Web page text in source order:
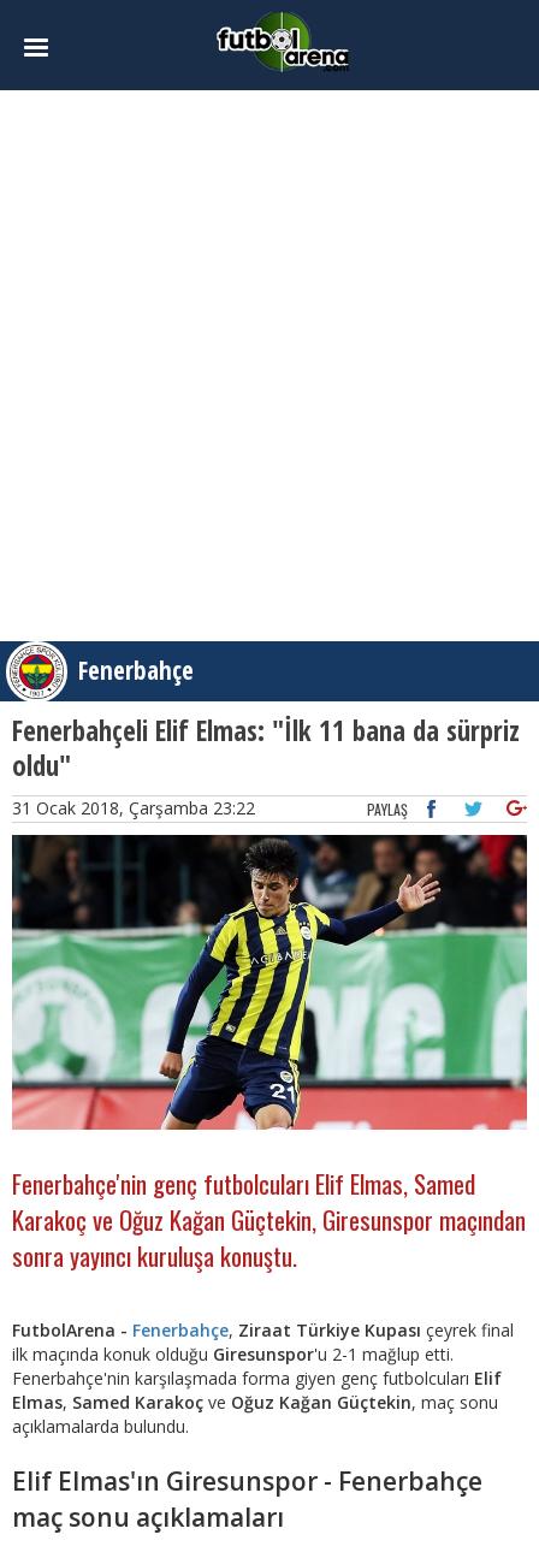
Fenerbahçe
Fenerbahçeli Elif Elmas: "İlk 11 bana da sürpriz
oldu"
31 Ocak 2018, Çarşamba 23:22 PAYLAŞ
Fenerbahçe'nin genç futbolcuları Elif Elmas, Samed
Karakoç ve Oğuz Kağan Güçtekin, Giresunspor maçından
sonra yayıncı kuruluşa konuştu.
FutbolArena - Fenerbahçe, Ziraat Türkiye Kupası çeyrek final
ilk maçında konuk olduğu Giresunspor'u 2-1 mağlup etti.
Fenerbahçe'nin karşılaşmada forma giyen genç futbolcuları Elif
Elmas, Samed Karakoç ve Oğuz Kağan Güçtekin, maç sonu
açıklamalarda bulundu.
Elif Elmas'ın Giresunspor - Fenerbahçe
maç sonu açıklamaları